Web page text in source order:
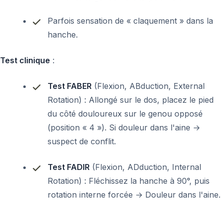
Parfois sensation de « claquement » dans la
hanche.
Test clinique :
Test FABER (Flexion, ABduction, External
Rotation) : Allongé sur le dos, placez le pied
du côté douloureux sur le genou opposé
(position « 4 »). Si douleur dans l'aine →
suspect de conflit.
Test FADIR (Flexion, ADduction, Internal
Rotation) : Fléchissez la hanche à 90°, puis
rotation interne forcée → Douleur dans l'aine.